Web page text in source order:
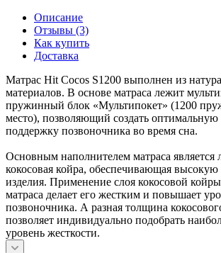
Описание
Отзывы (3)
Как купить
Доставка
Матрас Hit Cocos S1200 выполнен из
материалов. В основе матраса лежит
пружинный блок «Мультипокет» (1200
место), позволяющий создать
поддержку позвоночника во время сна.
Основным наполнителем матраса является
кокосовая койра, обеспечивающая высокую
изделия. Применение слоя кокосовой
матраса делает его жестким и повышает
позвоночника. А разная толщина
позволяет индивидуально подобрать
уровень жесткости.